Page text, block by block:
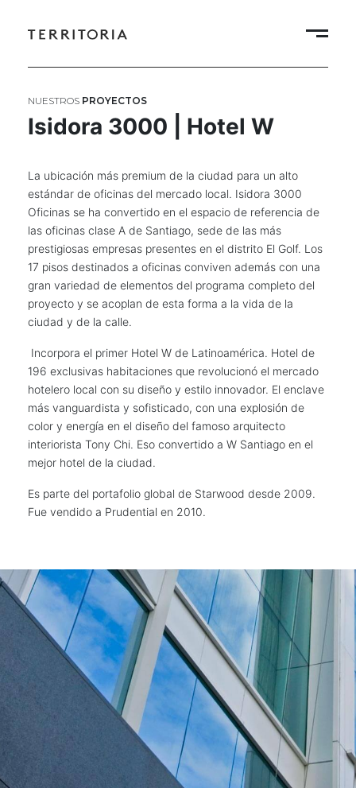
NUESTROS PROYECTOS
Isidora 3000 | Hotel W
La ubicación más premium de la ciudad para un alto
estándar de oficinas del mercado local. Isidora 3000
Oficinas se ha convertido en el espacio de referencia de
las oficinas clase A de Santiago, sede de las más
prestigiosas empresas presentes en el distrito El Golf. Los
17 pisos destinados a oficinas conviven además con una
gran variedad de elementos del programa completo del
proyecto y se acoplan de esta forma a la vida de la
ciudad y de la calle.
Incorpora el primer Hotel W de Latinoamérica. Hotel de
196 exclusivas habitaciones que revolucionó el mercado
hotelero local con su diseño y estilo innovador. El enclave
más vanguardista y sofisticado, con una explosión de
color y energía en el diseño del famoso arquitecto
interiorista Tony Chi. Eso convertido a W Santiago en el
mejor hotel de la ciudad.
Es parte del portafolio global de Starwood desde 2009.
Fue vendido a Prudential en 2010.